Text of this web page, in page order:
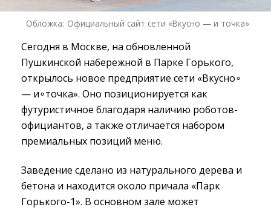
Обложка: Официальный сайт сети «Вкусно — и точка»
Сегодня в Москве, на обновленной
Пушкинской набережной в Парке Горького,
открылось новое предприятие сети «Вкусно∘
— и∘точка». Оно позиционируется как
футуристичное благодаря наличию роботов-
официантов, а также отличается набором
премиальных позиций меню.
Заведение сделано из натурального дерева и
бетона и находится около причала «Парк
Горького-1». В основном зале может